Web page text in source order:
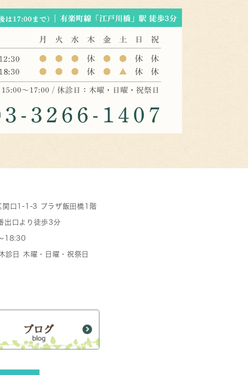
口1-1-3 プラザ飯田橋1階
出口より徒歩3分
18:30
日 木曜・日曜・祝祭日